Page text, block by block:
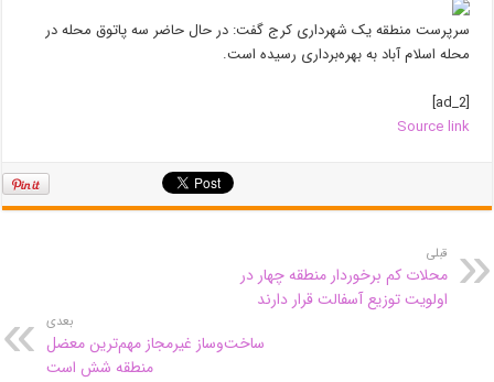
سرپرست منطقه یک شهرداری کرج گفت: در حال حاضر سه پاتوق محله در
محله اسلام آباد به بهره‌برداری رسیده است.
[ad_2]
Source link
قبلی
محلات کم برخوردار منطقه چهار در
اولویت توزیع آسفالت قرار دارند
بعدی
ساخت‌وساز غیرمجاز مهم‌ترین معضل
منطقه شش است